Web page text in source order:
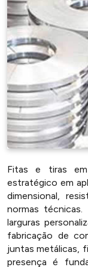
Fitas e tiras em
estratégico em
dimensional,
normas técnicas.
larguras
fabricação de
juntas metálicas,
presença é